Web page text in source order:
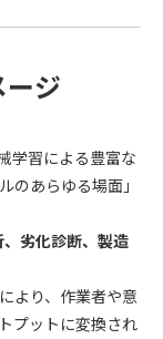
ジ
学習による豊富な
のあらゆる場面」
劣化診断、製造
より、作業者や意
プットに変換され